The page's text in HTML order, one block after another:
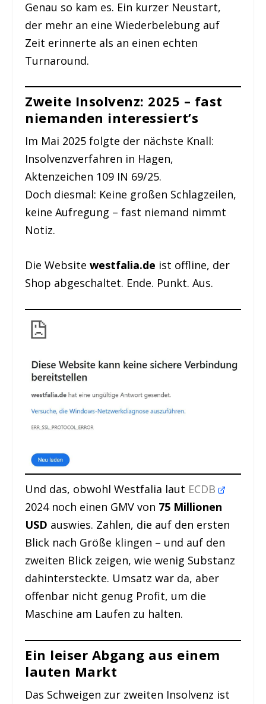
Genau so kam es. Ein kurzer Neustart,
der mehr an eine Wiederbelebung auf
Zeit erinnerte als an einen echten
Turnaround.
Zweite Insolvenz: 2025 – fast
niemanden interessiert’s
Im Mai 2025 folgte der nächste Knall:
Insolvenzverfahren in Hagen,
Aktenzeichen 109 IN 69/25.
Doch diesmal: Keine großen Schlagzeilen,
keine Aufregung – fast niemand nimmt
Notiz.
Die Websitewestfalia.de ist offline, der
Shop abgeschaltet. Ende. Punkt. Aus.
Und das, obwohl Westfalia laut ECDB
2024 noch einen GMV von 75 Millionen
USD auswies. Zahlen, die auf den ersten
Blick nach Größe klingen – und auf den
zweiten Blick zeigen, wie wenig Substanz
dahintersteckte. Umsatz war da, aber
offenbar nicht genug Profit, um die
Maschine am Laufen zu halten.
Ein leiser Abgang aus einem
lauten Markt
Das Schweigen zur zweiten Insolvenz ist